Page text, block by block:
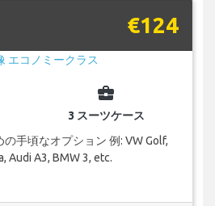
€124
business_center
3 スーツケース
手頃なオプション 例: VW Golf,
Audi A3, BMW 3, etc.